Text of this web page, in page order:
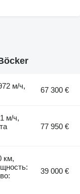
м/ч,
67 300 €
м/ч,
77 950 €
км,
39 000 €